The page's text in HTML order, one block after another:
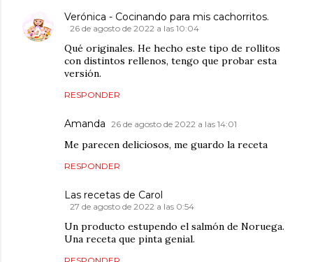
Verónica - Cocinando para mis cachorritos.
26 de agosto de 2022 a las 10:04
Qué originales. He hecho este tipo de rollitos
con distintos rellenos, tengo que probar esta
versión.
RESPONDER
Amanda 26 de agosto de 2022 a las 14:01
Me parecen deliciosos, me guardo la receta
RESPONDER
Las recetas de Carol
27 de agosto de 2022 a las 0:54
Un producto estupendo el salmón de Noruega.
Una receta que pinta genial.